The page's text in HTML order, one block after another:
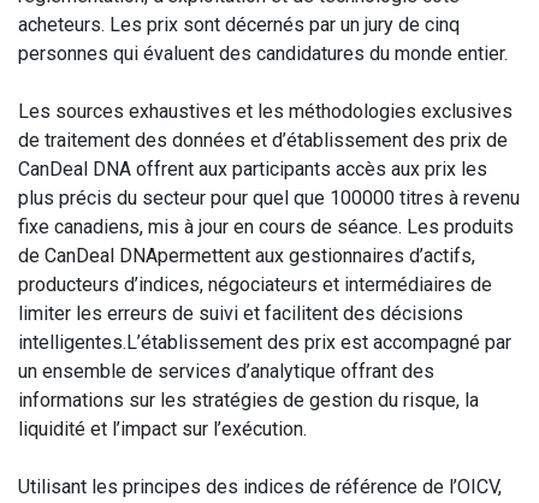
acheteurs. Les prix sont décernés par un jury de cinq
personnes qui évaluent des candidatures du monde entier.
Les sources exhaustives et les méthodologies exclusives
de traitement des données et d’établissement des prix de
CanDeal DNA offrent aux participants accès aux prix les
plus précis du secteur pour quel que 100000 titres à revenu
fixe canadiens, mis à jour en cours de séance. Les produits
de CanDeal DNApermettent aux gestionnaires d’actifs,
producteurs d’indices, négociateurs et intermédiaires de
limiter les erreurs de suivi et facilitent des décisions
intelligentes.L’établissement des prix est accompagné par
un ensemble de services d’analytique offrant des
informations sur les stratégies de gestion du risque, la
liquidité et l’impact sur l’exécution.
Utilisant les principes des indices de référence de l’OICV,